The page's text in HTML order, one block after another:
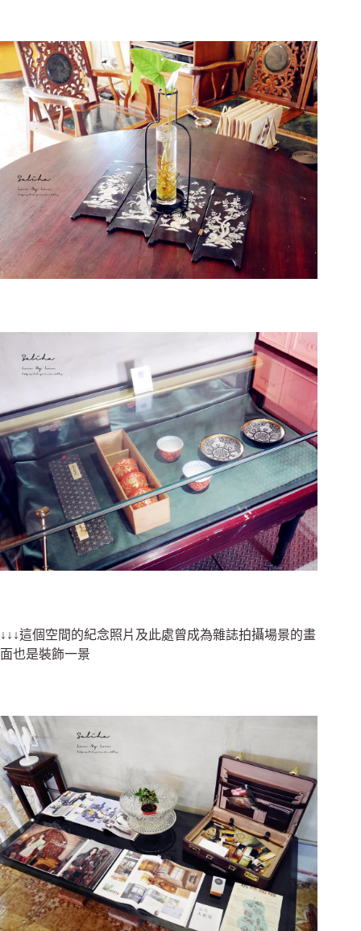
↓↓↓這個空間的紀念照片及此處曾成為雜誌拍攝場景的畫
面也是裝飾一景